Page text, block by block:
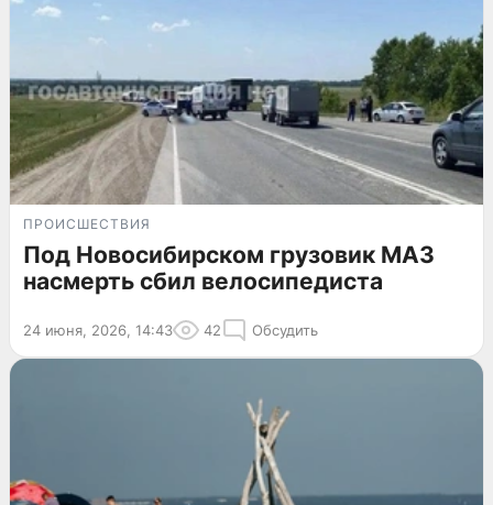
ПРОИСШЕСТВИЯ
Под Новосибирском грузовик МАЗ
насмерть сбил велосипедиста
24 июня, 2026, 14:43 42 Обсудить